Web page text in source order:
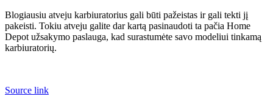
Blogiausiu atveju karbiuratorius gali būti pažeistas ir gali tekti jį
pakeisti. Tokiu atveju galite dar kartą pasinaudoti ta pačia Home
Depot užsakymo paslauga, kad surastumėte savo modeliui tinkamą
karbiuratorių.
Source link